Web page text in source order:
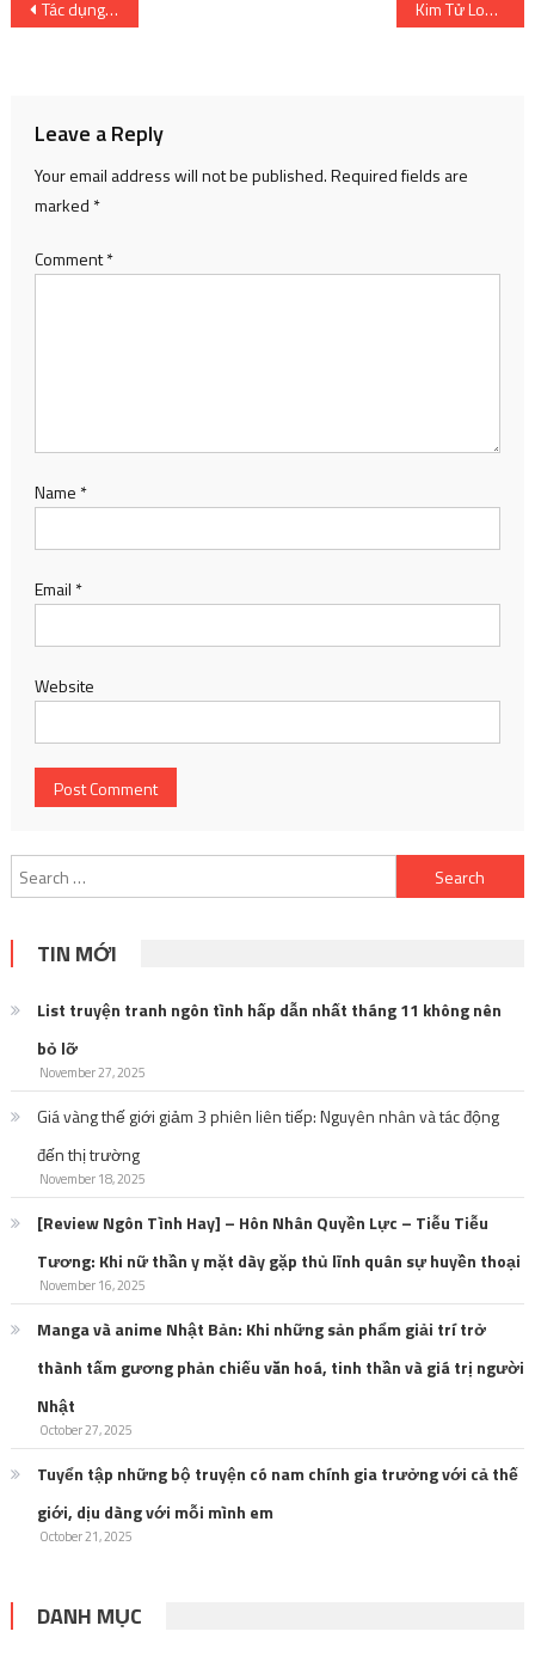
Tác dụng phụ của việc dùng quá nhiều omega-3 Kim Tử Long tiết lộ bí mật cuộc hôn nhân với nghệ sĩ Trinh Trinh
Leave a Reply
Your email address will not be published.Required fields are
marked *
Comment*
Name *
Email *
Website
Search
for:
TIN MỚI
List truyện tranh ngôn tình hấp dẫn nhất tháng 11 không nên
bỏ lỡ
November 27, 2025
Giá vàng thế giới giảm 3 phiên liên tiếp: Nguyên nhân và tác động
đến thị trường
November 18, 2025
[Review Ngôn Tình Hay] – Hôn Nhân Quyền Lực – Tiễu Tiễu
Tương: Khi nữ thần y mặt dày gặp thủ lĩnh quân sự huyền thoại
November 16, 2025
Manga và anime Nhật Bản: Khi những sản phẩm giải trí trở
thành tấm gương phản chiếu văn hoá, tinh thần và giá trị người
Nhật
October 27, 2025
Tuyển tập những bộ truyện có nam chính gia trưởng với cả thế
giới, dịu dàng với mỗi mình em
October 21, 2025
DANH MỤC